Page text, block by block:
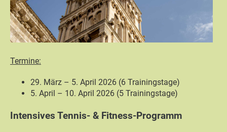
Termine:
29. März – 5. April 2026 (6 Trainingstage)
5. April – 10. April 2026 (5 Trainingstage)
Intensives Tennis- & Fitness-Programm